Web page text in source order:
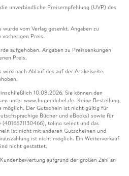
unverbindliche Preisempfehlung (UVP) des
vom Verlag gesenkt. Angaben zu
vorherigen Preis.
aufgehoben. Angaben zu Preissenkungen
Preis.
wird nach Ablauf des auf der Artikelseite
10.08.2026. Sie können den
unter www.hugendubel.de. Keine Bestellung
möglich. Der Gutschein ist nicht gültig für
Bücher und eBooks) sowie für
tolino select und das
ist nicht mit anderen Gutscheinen und
ist nicht möglich. Ein Weiterverkauf
nicht gestattet.
aufgrund der großen Zahl an